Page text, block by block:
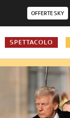
OFFERTE SKY
SPETTACOLO